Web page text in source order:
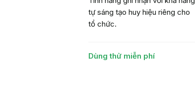
tự sáng tạo huy hiệu riêng cho
tổ chức.
Dùng thử miễn phí